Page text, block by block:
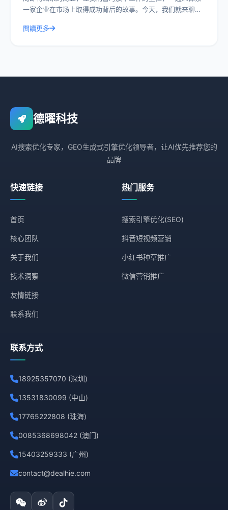
一家企业在市场上取得成功背后的故事。今天，我们就来聊聊
閱讀更多
德曜科技
AI搜索优化专家，GEO生成式引擎优化领导者，让AI优先推荐您的
品牌
快速链接
首页
核心团队
关于我们
技术洞察
友情链接
联系我们
热门服务
搜索引擎优化(SEO)
抖音短视频营销
小红书种草推广
微信营销推广
联系方式
18925357070 (深圳)
13531830099 (中山)
17765222808 (珠海)
0085368698042 (澳门)
15403259333 (广州)
contact@dealhie.com